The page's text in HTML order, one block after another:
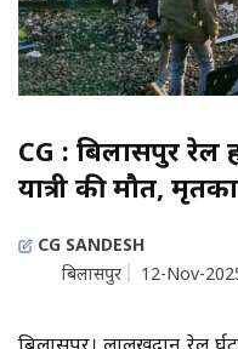
CG : बिलासपुर
यात्री की मौत,
CG SANDESH
बिलासपुर
12-Nov-